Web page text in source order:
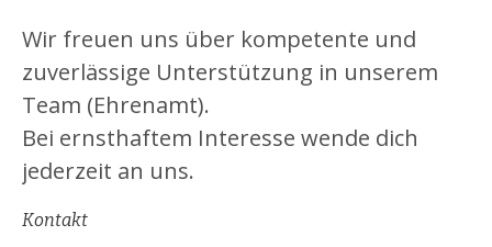
Wir freuen uns über kompetente und
zuverlässige Unterstützung in unserem
Team (Ehrenamt).
Bei ernsthaftem Interesse wende dich
jederzeit an uns.
Kontakt